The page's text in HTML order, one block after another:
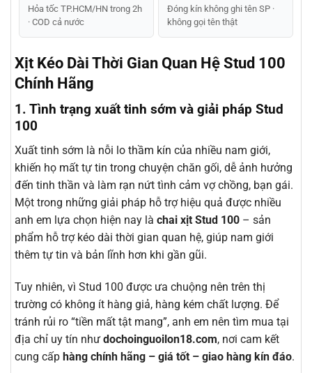
Hỏa tốc TP.HCM/HN trong 2h
· COD cả nước
Đóng kín không ghi tên SP ·
không gọi tên thật
Xịt Kéo Dài Thời Gian Quan Hệ Stud 100
Chính Hãng
1. Tình trạng xuất tinh sớm và giải pháp Stud
100
Xuất tinh sớm là nỗi lo thầm kín của nhiều nam giới,
khiến họ mất tự tin trong chuyện chăn gối, dễ ảnh hưởng
đến tinh thần và làm rạn nứt tình cảm vợ chồng, bạn gái.
Một trong những giải pháp hỗ trợ hiệu quả được nhiều
anh em lựa chọn hiện nay là chai xịt Stud 100 – sản
phẩm hỗ trợ kéo dài thời gian quan hệ, giúp nam giới
thêm tự tin và bản lĩnh hơn khi gần gũi.
Tuy nhiên, vì Stud 100 được ưa chuộng nên trên thị
trường có không ít hàng giả, hàng kém chất lượng. Để
tránh rủi ro “tiền mất tật mang”, anh em nên tìm mua tại
địa chỉ uy tín như dochoinguoilon18.com, nơi cam kết
cung cấp hàng chính hãng – giá tốt – giao hàng kín đáo.